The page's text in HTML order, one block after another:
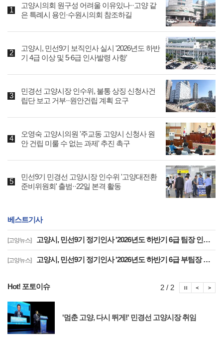
고양시의회 원구성 어려울 이유있나··고양 같
은 특례시 용인·수원시의회 참조하길
고양시, 민선9기 보직인사 실시 '2026년도 하반
기 4급 이상 및 5·6급 인사발령 사항'
민경선 고양시장 인수위, 불통 상징 신청사건
립단 보고 거부··원안건립 계획 요구
오영숙 고양시의원 '주교동 고양시 신청사 원
안 건립 미룰 수 없는 과제' 추진 촉구
민선9기 민경선 고양시장 인수위 '고양대전환
준비위원회' 출범··22일 본격 활동
베스트기사
[고양뉴스] 고양시, 민선9기 정기인사 '2026년도 하반기 6급 팀장 인사발령 사항'
[고양뉴스] 고양시, 민선9기 정기인사 '2026년도 하반기 6급 부팀장 이하 인사발령 사항'
Hot! 포토이슈
'멈춘 고양, 다시 뛰게!' 민경선 고양시장 취임
2 / 2 포
포토이